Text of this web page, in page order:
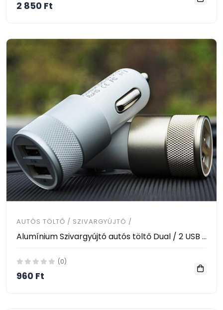
2 850 Ft
AUTÓS TÖLTŐ / SZIVARGYÚJTÓ /
Alumínium Szivargyújtó autós töltő Dual / 2 USB port 2.1A 1.0A / iPhone 5 6 6 plusz iPad 2 3 4 5 Samsung Galaxy S4 S5
(0)
960 Ft